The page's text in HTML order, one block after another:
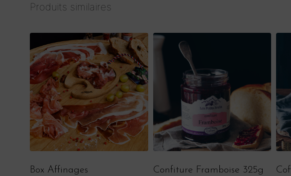
Produits similaires
Box Affinages
Confiture Framboise 325g